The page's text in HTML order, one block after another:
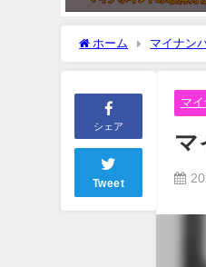
ホーム マイナン
シェア
Tweet
マ
マ